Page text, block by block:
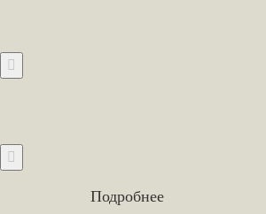
Подробнее